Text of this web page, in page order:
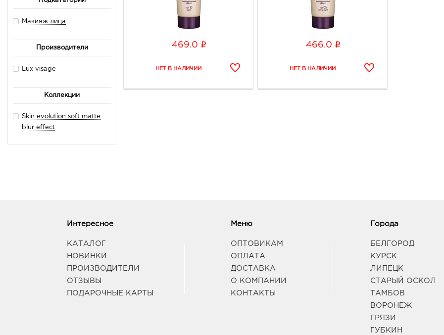
Макияж лица
Производители
Lux visage
Коллекции
Skin evolution soft matte
blur effect
469.0 i 466.0 i
Интересное
КАТАЛОГ
НОВИНКИ
ПРОИЗВОДИТЕЛИ
ОТЗЫВЫ
ПОДАРОЧНЫЕ КАРТЫ
Меню
ОПТОВИКАМ
ОПЛАТА
ДОСТАВКА
О КОМПАНИИ
КОНТАКТЫ
Города
БЕЛГОРОД
КУРСК
ЛИПЕЦК
СТАРЫЙ ОСКОЛ
ТАМБОВ
ВОРОНЕЖ
ГРЯЗИ
ГУБКИН